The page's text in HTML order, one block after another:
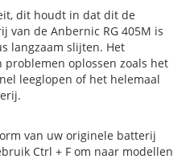
dit houdt in dat dit de
van de Anbernic RG 405M is
langzaam slijten. Het
oplossen zoals het
leeglopen of het helemaal
van uw originele batterij
Ctrl + F om naar modellen